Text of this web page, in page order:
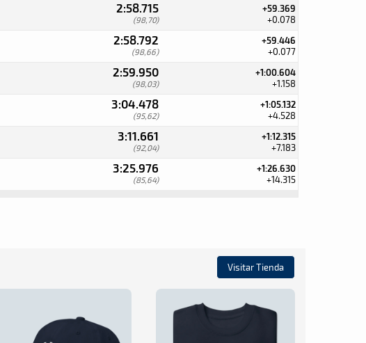
2:58.715
(98,70)
+59.369
+0.078
2:58.792
(98,66)
+59.446
+0.077
2:59.950
(98,03)
+1:00.604
+1.158
3:04.478
(95,62)
+1:05.132
+4.528
3:11.661
(92,04)
+1:12.315
+7.183
3:25.976
(85,64)
+1:26.630
+14.315
Visitar Tienda